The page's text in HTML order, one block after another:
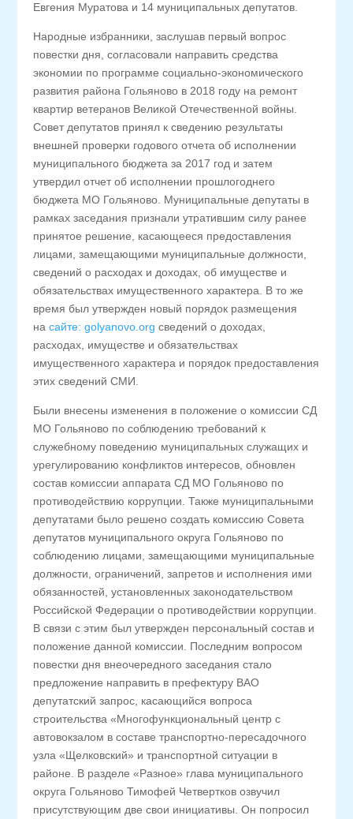
Евгения Муратова и 14 муниципальных депутатов.
Народные избранники, заслушав первый вопрос
повестки дня, согласовали направить средства
экономии по программе социально-экономического
развития района Гольяново в 2018 году на ремонт
квартир ветеранов Великой Отечественной войны.
Совет депутатов принял к сведению результаты
внешней проверки годового отчета об исполнении
муниципального бюджета за 2017 год и затем
утвердил отчет об исполнении прошлогоднего
бюджета МО Гольяново. Муниципальные депутаты в
рамках заседания признали утратившим силу ранее
принятое решение, касающееся предоставления
лицами, замещающими муниципальные должности,
сведений о расходах и доходах, об имуществе и
обязательствах имущественного характера. В то же
время был утвержден новый порядок размещения
насайте: golyanovo.org сведений о доходах,
расходах, имуществе и обязательствах
имущественного характера и порядок предоставления
этих сведений СМИ.
Были внесены изменения в положение о комиссии СД
МО Гольяново по соблюдению требований к
служебному поведению муниципальных служащих и
урегулированию конфликтов интересов, обновлен
состав комиссии аппарата СД МО Гольяново по
противодействию коррупции. Также муниципальными
депутатами было решено создать комиссию Совета
депутатов муниципального округа Гольяново по
соблюдению лицами, замещающими муниципальные
должности, ограничений, запретов и исполнения ими
обязанностей, установленных законодательством
Российской Федерации о противодействии коррупции.
В связи с этим был утвержден персональный состав и
положение данной комиссии. Последним вопросом
повестки дня внеочередного заседания стало
предложение направить в префектуру ВАО
депутатский запрос, касающийся вопроса
строительства «Многофункциональный центр с
автовокзалом в составе транспортно-пересадочного
узла «Щелковский» и транспортной ситуации в
районе. В разделе «Разное» глава муниципального
округа Гольяново Тимофей Четвертков озвучил
присутствующим две свои инициативы. Он попросил